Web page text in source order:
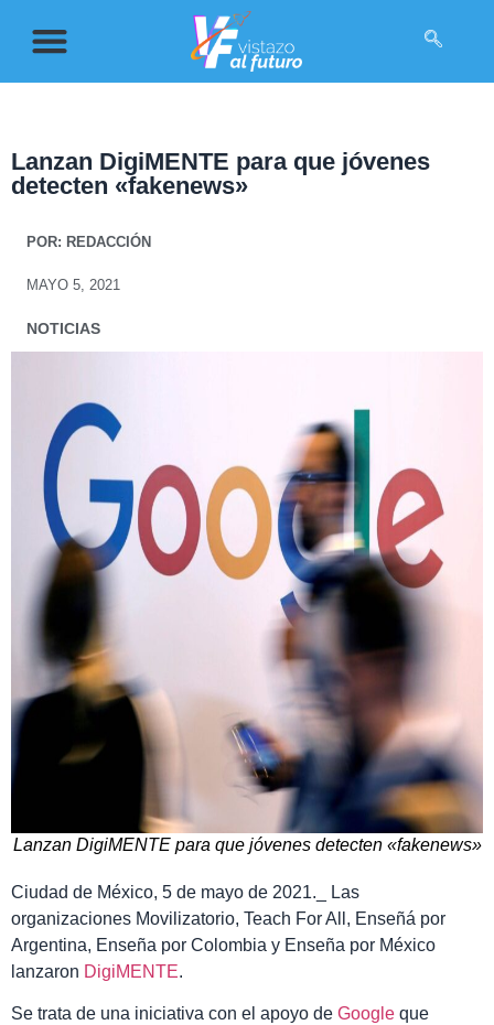
Lanzan DigiMENTE para que jóvenes
detecten «fakenews»
POR: REDACCIÓN
MAYO 5, 2021
NOTICIAS
Lanzan DigiMENTE para que jóvenes detecten «fakenews»
Ciudad de México, 5 de mayo de 2021._ Las
organizaciones Movilizatorio, Teach For All, Enseñá por
Argentina, Enseña por Colombia y Enseña por México
lanzaron DigiMENTE.
Se trata de una iniciativa con el apoyo de Google que